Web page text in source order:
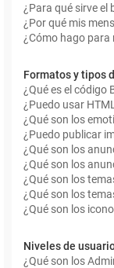
¿Para qué sirve el
¿Por qué mis
¿Cómo hago
Formatos y tipos
¿Qué es el código
¿Puedo usar
¿Qué son los
¿Puedo publicar
¿Qué son los
¿Qué son los
¿Qué son los
¿Qué son los
¿Qué son los
Niveles de
¿Qué son los